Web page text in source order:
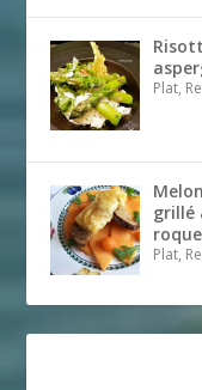
Plat,
grillé
Plat,